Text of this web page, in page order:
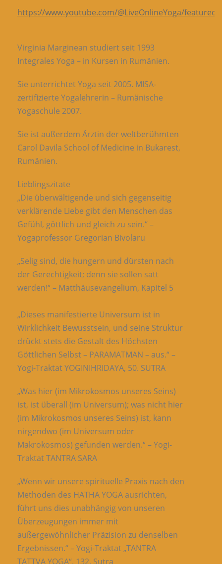
https://www.youtube.com/@LiveOnlineYoga/featured
Virginia Marginean studiert seit 1993
Integrales Yoga – in Kursen in Rumänien.
Sie unterrichtet Yoga seit 2005. MISA-
zertifizierte Yogalehrerin – Rumänische
Yogaschule 2007.
Sie ist außerdem Ärztin der weltberühmten
Carol Davila School of Medicine in Bukarest,
Rumänien.
Lieblingszitate
„Die überwältigende und sich gegenseitig
verklärende Liebe gibt den Menschen das
Gefühl, göttlich und gleich zu sein.“ –
Yogaprofessor Gregorian Bivolaru
„Selig sind, die hungern und dürsten nach
der Gerechtigkeit; denn sie sollen satt
werden!“ – Matthäusevangelium, Kapitel 5
„Dieses manifestierte Universum ist in
Wirklichkeit Bewusstsein, und seine Struktur
drückt stets die Gestalt des Höchsten
Göttlichen Selbst – PARAMATMAN – aus.“ –
Yogi-Traktat YOGINIHRIDAYA, 50. SUTRA
„Was hier (im Mikrokosmos unseres Seins)
ist, ist überall (im Universum); was nicht hier
(im Mikrokosmos unseres Seins) ist, kann
nirgendwo (im Universum oder
Makrokosmos) gefunden werden.“ – Yogi-
Traktat TANTRA SARA
„Wenn wir unsere spirituelle Praxis nach den
Methoden des HATHA YOGA ausrichten,
führt uns dies unabhängig von unseren
Überzeugungen immer mit
außergewöhnlicher Präzision zu denselben
Ergebnissen.“ – Yogi-Traktat „TANTRA
TATTVA YOGA“, 132. Sutra